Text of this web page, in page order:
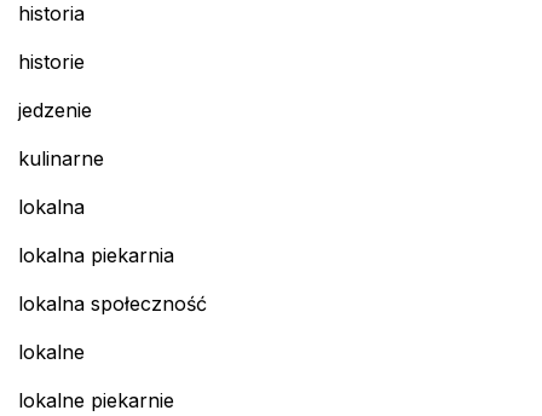
historia
historie
jedzenie
kulinarne
lokalna
lokalna piekarnia
lokalna społeczność
lokalne
lokalne piekarnie